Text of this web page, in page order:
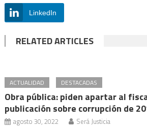
LinkedIn
RELATED ARTICLES
ACTUALIDAD DESTACADAS
Obra pública: piden apartar al
publicación sobre corrupción de
agosto 30, 2022 Será Justicia